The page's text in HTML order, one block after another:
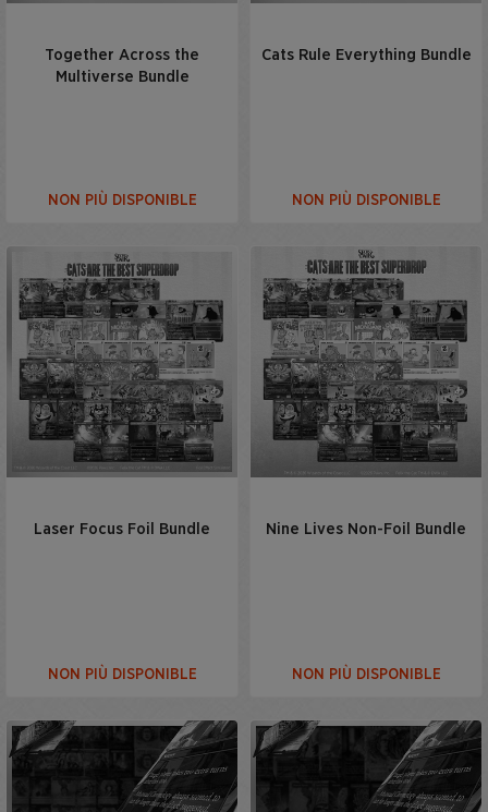
Together Across the
Multiverse Bundle
NON PIÙ DISPONIBLE
Cats Rule Everything Bundle
NON PIÙ DISPONIBLE
Laser Focus Foil Bundle
NON PIÙ DISPONIBLE
Nine Lives Non-Foil Bundle
NON PIÙ DISPONIBLE